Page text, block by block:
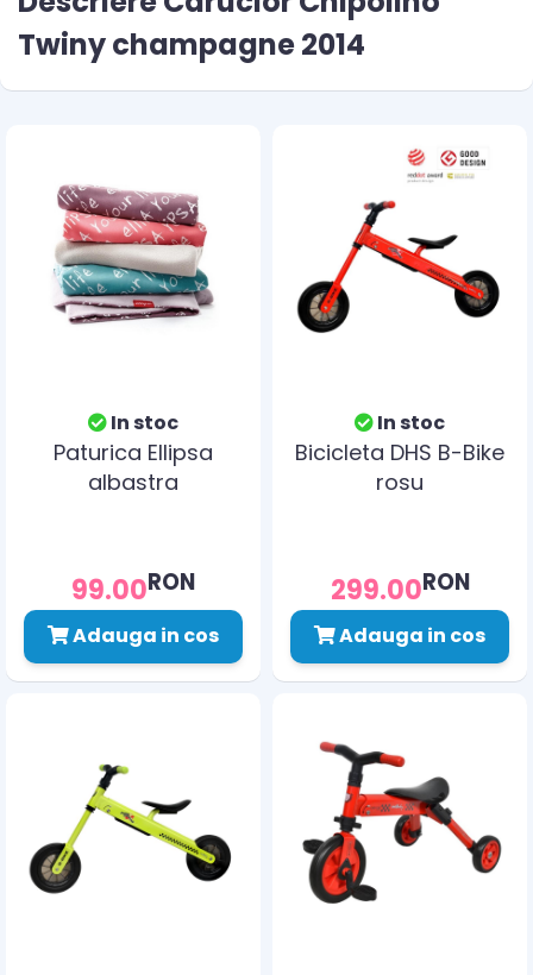
Twiny champagne 2014
In stoc
Paturica Ellipsa
albastra
99.00RON
Adauga in cos
In stoc
Bicicleta DHS B-Bike
rosu
299.00RON
Adauga in cos